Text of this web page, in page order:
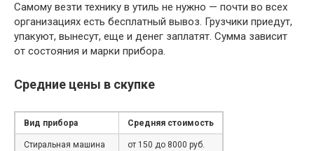
Самому везти технику в утиль не нужно — почти во всех
организациях есть бесплатный вывоз. Грузчики приедут,
упакуют, вынесут, еще и денег заплатят. Сумма зависит
от состояния и марки прибора.
Средние цены в скупке
Вид прибора Средняя стоимость
Стиральная машина от 150 до 8000 руб.